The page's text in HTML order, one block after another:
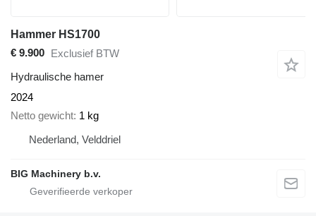
Hammer HS1700
€ 9.900 Exclusief BTW
Hydraulische hamer
2024
Netto gewicht 1 kg
Nederland, Velddriel
BIG Machinery b.v.